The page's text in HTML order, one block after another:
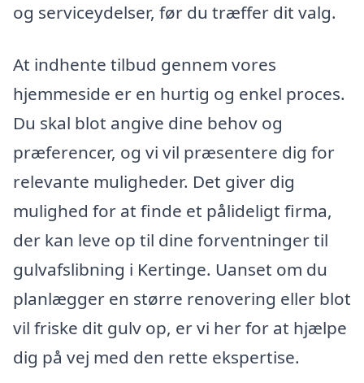
og serviceydelser, før du træffer dit valg.
At indhente tilbud gennem vores
hjemmeside er en hurtig og enkel proces.
Du skal blot angive dine behov og
præferencer, og vi vil præsentere dig for
relevante muligheder. Det giver dig
mulighed for at finde et pålideligt firma,
der kan leve op til dine forventninger til
gulvafslibning i Kertinge. Uanset om du
planlægger en større renovering eller blot
vil friske dit gulv op, er vi her for at hjælpe
dig på vej med den rette ekspertise.